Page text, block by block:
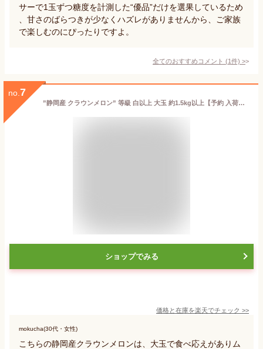
サーで1玉ずつ糖度を計測した“優品”だけを選果しているため
、甘さのばらつきが少なくハズレがありませんから、ご家族
で楽しむのにぴったりですよ。
全てのおすすめコメント (1件) >
no. 7
”静岡産 クラウンメロン” 等級 白以上 大玉 約1.5kg以上【予約 入荷次第発送】 送料無料
ショップでみる
価格と在庫を楽天でチェック >>
mokucha(30代・女性)
こちらの静岡産クラウンメロンは、大玉で食べ応えがありム